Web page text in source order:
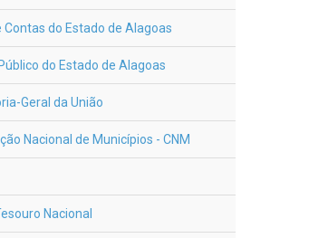
Contas do Estado de Alagoas
do Estado de Alagoas
Geral da União
Nacional de Municípios - CNM
Nacional